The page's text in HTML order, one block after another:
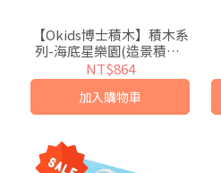
【Okids博士積木】積木系
列-海底星樂園(造景積木/
公仔玩具/療癒小物)
NT$864
加入購物車